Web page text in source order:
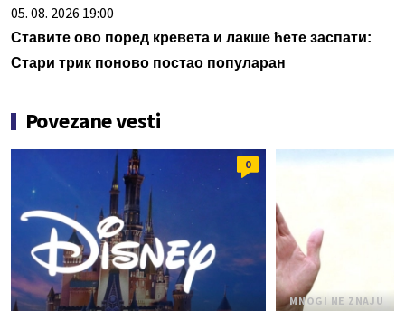
05. 08. 2026 19:00
Ставите ово поред кревета и лакше ћете заспати:
Стари трик поново постао популаран
Povezane vesti
0
MNOGI NE ZNAJU